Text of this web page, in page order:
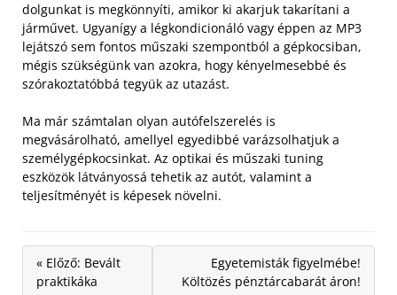
dolgunkat is megkönnyíti, amikor ki akarjuk takarítani a
járművet. Ugyanígy a légkondicionáló vagy éppen az MP3
lejátszó sem fontos műszaki szempontból a gépkocsiban,
mégis szükségünk van azokra, hogy kényelmesebbé és
szórakoztatóbbá tegyük az utazást.
Ma már számtalan olyan autófelszerelés is
megvásárolható, amellyel egyedibbé varázsolhatjuk a
személygépkocsinkat. Az optikai és műszaki tuning
eszközök látványossá tehetik az autót, valamint a
teljesítményét is képesek növelni.
« Előző: Bevált
praktikáka
Egyetemisták figyelmébe!
Költözés pénztárcabarát áron!